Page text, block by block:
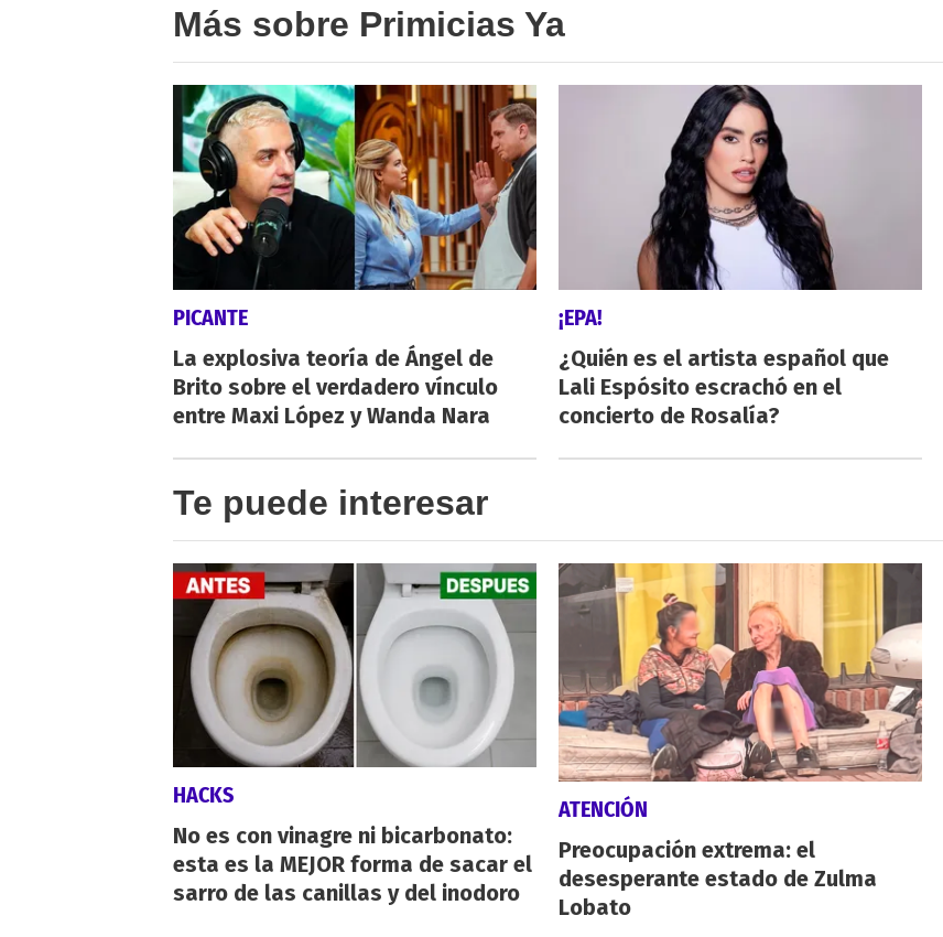
Más sobre Primicias Ya
PICANTE
La explosiva teoría de Ángel de
Brito sobre el verdadero vínculo
entre Maxi López y Wanda Nara
¡EPA!
¿Quién es el artista español que
Lali Espósito escrachó en el
concierto de Rosalía?
Te puede interesar
HACKS
No es con vinagre ni bicarbonato:
esta es la MEJOR forma de sacar el
sarro de las canillas y del inodoro
ATENCIÓN
Preocupación extrema: el
desesperante estado de Zulma
Lobato